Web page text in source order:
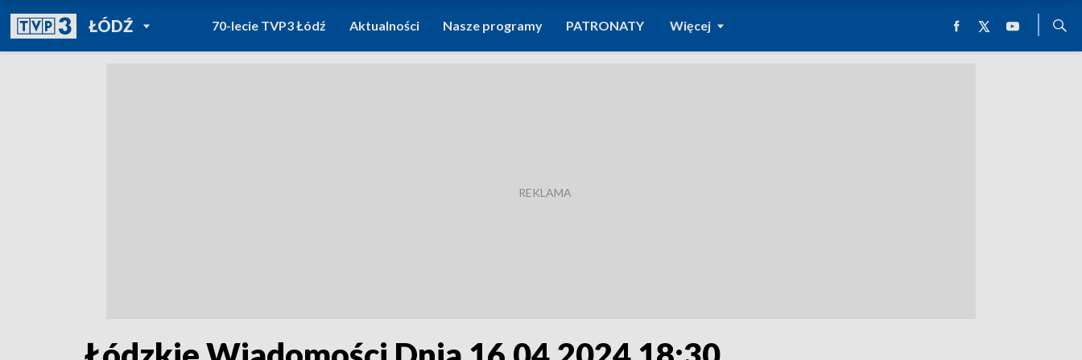
ŁÓDŹPOWRÓT DO
TVP REGIONY
70-lecie TVP3 Łódź Aktualności Nasze programy PATRONATY Więcej